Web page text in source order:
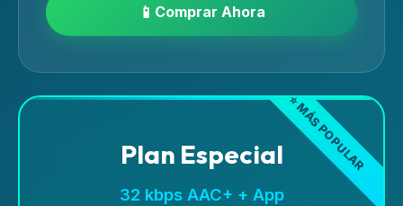
Comprar Ahora
Plan Especial
32 kbps AAC+ + App